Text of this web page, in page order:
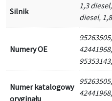
Silnik
1,3
diesel,
Numery OE
Numer katalogowy
oryginału